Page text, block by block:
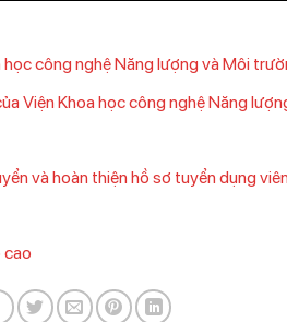
công nghệ Năng lượng và Môi
Viện Khoa học công nghệ Năng
và hoàn thiện hồ sơ tuyển dụng
cao